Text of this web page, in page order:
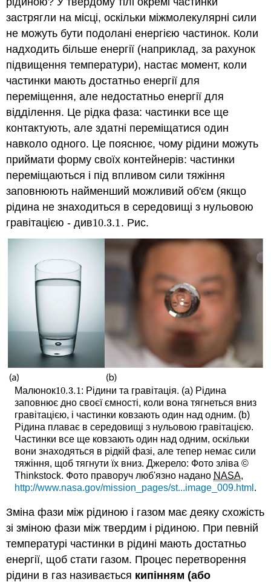
застрягли на місці, оскільки міжмолекулярні сили
не можуть бути подолані енергією частинок. Коли
надходить більше енергії (наприклад, за рахунок
підвищення температури), настає момент, коли
частинки мають достатньо енергії для
переміщення, але недостатньо енергії для
відділення. Це рідка фаза: частинки все ще
контактують, але здатні переміщатися один
навколо одного. Це пояснює, чому рідини можуть
приймати форму своїх контейнерів: частинки
переміщаються і під впливом сили тяжіння
заповнюють найменший можливий об'єм (якщо
рідина не знаходиться в середовищі з нульовою
гравітацією - див10.3.1
10.3.1. Рис.
Малюнок10.3.1
10.3.1: Рідини та гравітація. (а) Рідина
заповнює дно своєї ємності, коли вона тягнеться вниз
гравітацією, і частинки ковзають один над одним. (b)
Рідина плаває в середовищі з нульовою гравітацією.
Частинки все ще ковзають один над одним, оскільки
вони знаходяться в рідкій фазі, але тепер немає сили
тяжіння, щоб тягнути їх вниз. Джерело: Фото зліва ©
Thinkstock. Фото праворуч люб'язно надано NASA,
http://www.nasa.gov/mission_pages/st...image_009.html .
Зміна фази між рідиною і газом має деяку схожість
зі зміною фази між твердим і рідиною. При певній
температурі частинки в рідині мають достатньо
енергії, щоб стати газом. Процес перетворення
рідини в газ називається кипінням (або